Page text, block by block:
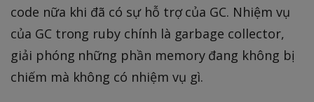
code nữa khi đã có sự hỗ trợ của GC. Nhiệm vụ
của GC trong ruby chính là garbage collector,
giải phóng những phần memory đang không bị
chiếm mà không có nhiệm vụ gì.